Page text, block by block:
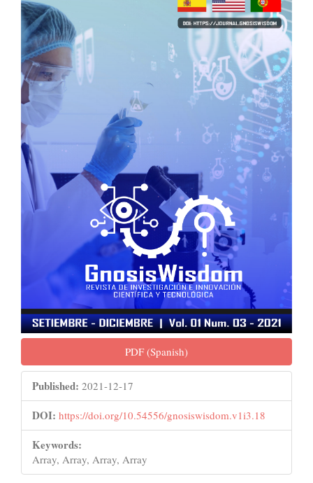
PDF (Spanish)
Published: 2021-12-17
DOI: https://doi.org/10.54556/gnosiswisdom.v1i3.18
Keywords:
Array, Array, Array, Array